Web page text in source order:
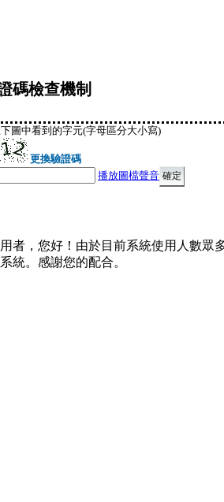
碼檢查機制
圖中看到的字元(字母區分大小寫)
更換驗證碼
播放圖檔聲音
者，您好！由於目前系統使用人數眾
統。感謝您的配合。